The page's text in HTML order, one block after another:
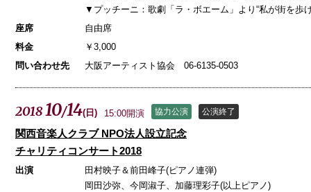
▼プッチーニ：歌劇「ラ・ボエーム」より“私が街を歩
座席
自由席
料金
￥3,000
問い合わせ先
大阪アーティスト協会 06-6135-0503
201810/14( 日 ) 15:00開演 協力公演 公演終了
関西音楽人クラブ NPO法人設立記念
チャリティコンサート2018
出演
田村映子＆前田峰子(ピアノ連弾)
岡田沙弥、今岡淑子、加藤理彩子(以上ピアノ)